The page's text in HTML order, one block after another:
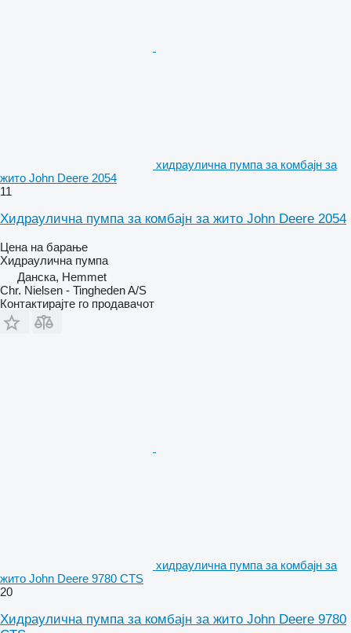
хидраулична пумпа за комбајн за
жито John Deere 2054
11
Хидраулична пумпа за комбајн за жито John Deere 2054
Цена на барање
Хидраулична пумпа
Данска, Hemmet
Chr. Nielsen - Tingheden A/S
Контактирајте го продавачот
хидраулична пумпа за комбајн за
жито John Deere 9780 CTS
20
Хидраулична пумпа за комбајн за жито John Deere 9780